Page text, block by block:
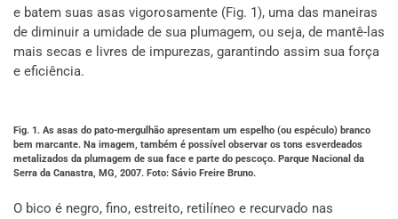
e batem suas asas vigorosamente (Fig. 1), uma das maneiras
de diminuir a umidade de sua plumagem, ou seja, de mantê-las
mais secas e livres de impurezas, garantindo assim sua força
e eficiência.
Fig. 1. As asas do pato-mergulhão apresentam um espelho (ou espéculo) branco
bem marcante. Na imagem, também é possível observar os tons esverdeados
metalizados da plumagem de sua face e parte do pescoço. Parque Nacional da
Serra da Canastra, MG, 2007. Foto: Sávio Freire Bruno.
O bico é negro, fino, estreito, retilíneo e recurvado nas